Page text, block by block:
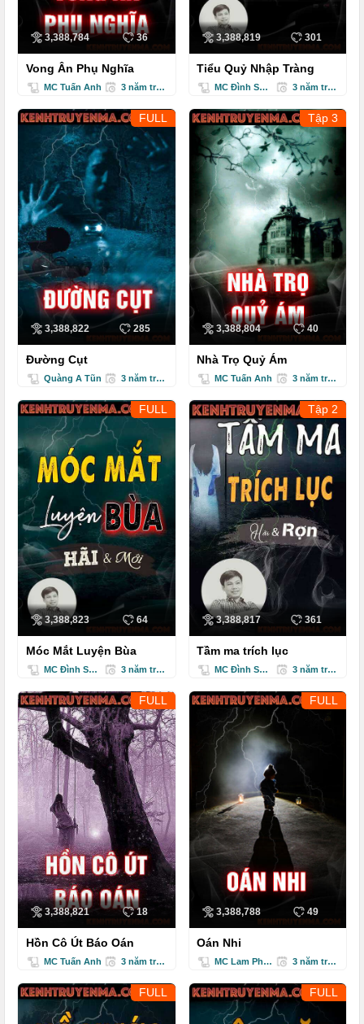
3,388,784 36
Vong Ân Phụ Nghĩa
MC Tuấn Anh 3 năm trước
3,388,819 301
Tiểu Quỷ Nhập Tràng
MC Đình Soạn 3 năm trước
FULL
3,388,822 285
Đường Cụt
Quàng A Tũn 3 năm trước
Tập 3
3,388,804 40
Nhà Trọ Quỷ Ám
MC Tuấn Anh 3 năm trước
FULL
3,388,823 64
Móc Mắt Luyện Bùa
MC Đình Soạn 3 năm trước
Tập 2
3,388,817 361
Tầm ma trích lục
MC Đình Soạn 3 năm trước
FULL
3,388,821 18
Hồn Cô Út Báo Oán
MC Tuấn Anh 3 năm trước
FULL
3,388,788 49
Oán Nhi
MC Lam Phương 3 năm trước
FULL FULL